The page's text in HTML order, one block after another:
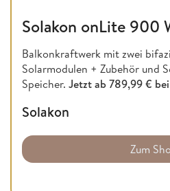
Solakon onLite 900
Balkonkraftwerk mit zwei
Solarmodulen + Zubehör und
Speicher. Jetzt ab 789,99 €
Solakon
Zum